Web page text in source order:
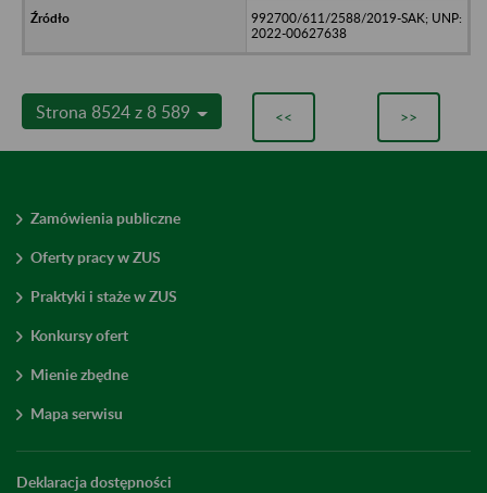
992700/611/2588/2019-SAK; UNP:
2022-00627638
Strona 8524 z 8 589 << >>
Zamówienia publiczne
Oferty pracy w ZUS
Praktyki i staże w ZUS
Konkursy ofert
Mienie zbędne
Mapa serwisu
Deklaracja dostępności